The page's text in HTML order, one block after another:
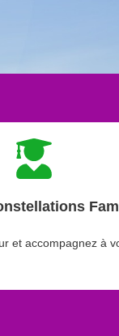
et accompagnez à